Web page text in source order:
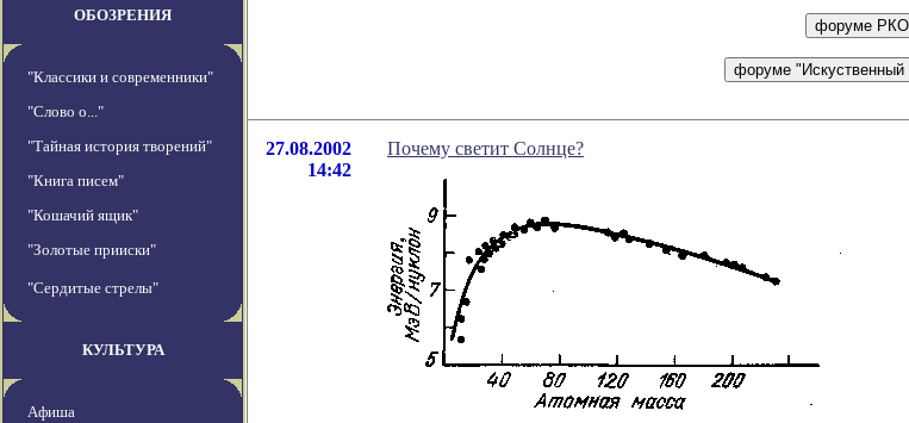
ОБОЗРЕНИЯ
"Классики и современники"
"Слово о..."
"Тайная история творений"
"Книга писем"
"Кошачий ящик"
"Золотые прииски"
"Сердитые стрелы"
КУЛЬТУРА
Афиша
27.08.2002
14:42
Почему светит Солнце?